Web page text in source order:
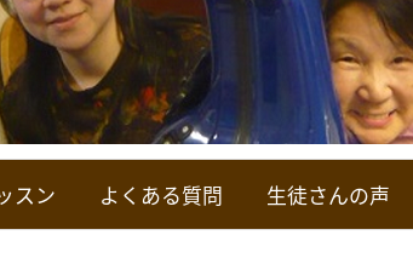
スン よくある質問 生徒さんの声